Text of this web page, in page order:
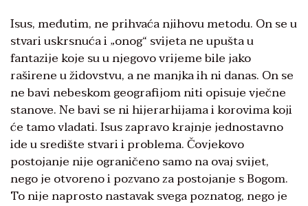
Isus, međutim, ne prihvaća njihovu metodu. On se u
stvari uskrsnuća i „onog“ svijeta ne upušta u
fantazije koje su u njegovo vrijeme bile jako
raširene u židovstvu, a ne manjka ih ni danas. On se
ne bavi nebeskom geografijom niti opisuje vječne
stanove. Ne bavi se ni hijerarhijama i korovima koji
će tamo vladati. Isus zapravo krajnje jednostavno
ide u središte stvari i problema. Čovjekovo
postojanje nije ograničeno samo na ovaj svijet,
nego je otvoreno i pozvano za postojanje s Bogom.
To nije naprosto nastavak svega poznatog, nego je